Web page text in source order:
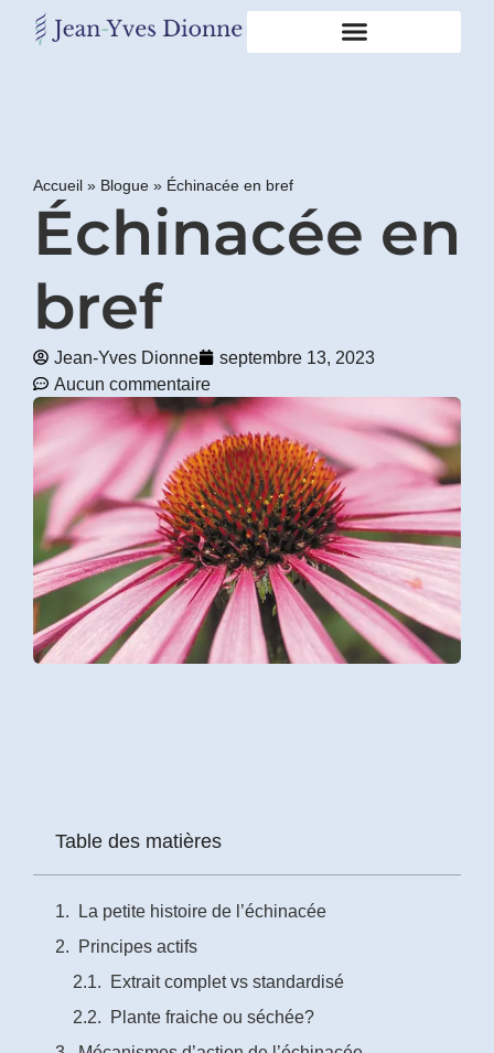
Accueil » Blogue » Échinacée en bref
Échinacée en
bref
Jean-Yves Dionne
septembre 13, 2023
Aucun commentaire
Table des matières
La petite histoire de l’échinacée
Principes actifs
Extrait complet vs standardisé
Plante fraiche ou séchée?
Obtenez
gratuitement
mon
"BONS
GRAS,
GRAS"
en
vous
incrivant
à
mon
infolettre.
Prénom
*
Courriel
*
m'abonne